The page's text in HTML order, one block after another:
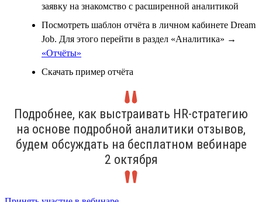
заявку на знакомство с расширенной аналитикой
Посмотреть шаблон отчёта в личном кабинете Dream
Job. Для этого перейти в раздел «Аналитика» →
«Отчёты»
Скачать пример отчёта
Подробнее, как выстраивать HR-стратегию
на основе подробной аналитики отзывов,
будем обсуждать на бесплатном вебинаре
2 октября